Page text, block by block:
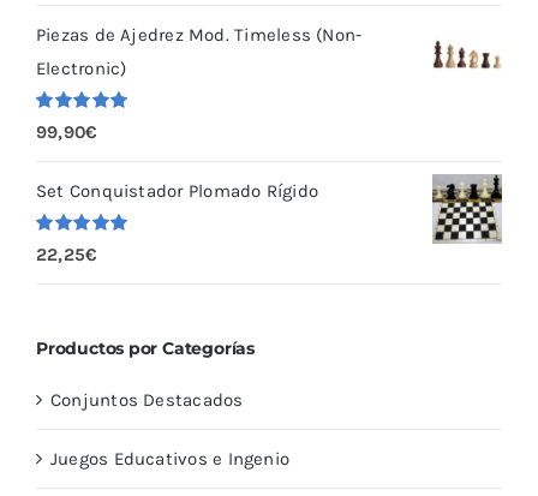
Piezas de Ajedrez Mod. Timeless (Non-
Electronic)
Valorado
con 5.00
99,90€
Set Conquistador Plomado Rígido
Valorado
con
5.00
22,25€
Productos por Categorías
Conjuntos Destacados
Juegos Educativos e Ingenio